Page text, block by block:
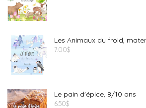
Les Animaux du froid,
7.00$
Le pain d'épice, 8/10 ans
6.50$